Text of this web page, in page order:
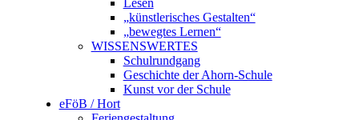
Lesen
„künstlerisches Gestalten“
„bewegtes Lernen“
WISSENSWERTES
Schulrundgang
Geschichte der Ahorn-Schule
Kunst vor der Schule
eFöB / Hort